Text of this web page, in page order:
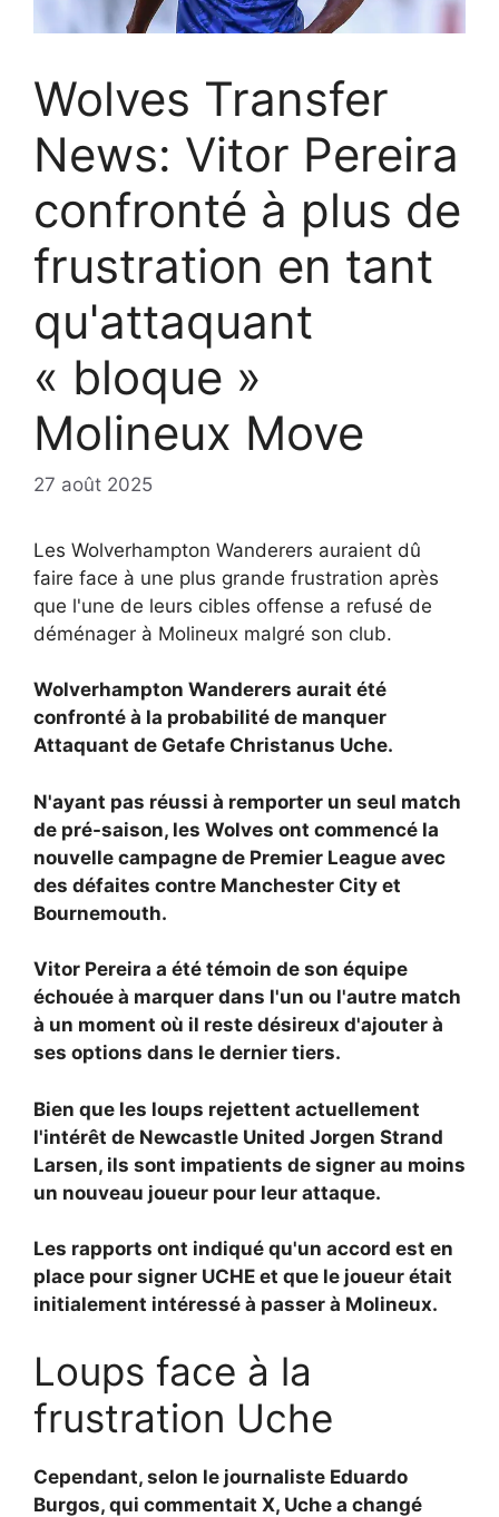
Wolves Transfer
News: Vitor Pereira
confronté à plus de
frustration en tant
qu'attaquant
« bloque »
Molineux Move
27 août 2025
Les Wolverhampton Wanderers auraient dû
faire face à une plus grande frustration après
que l'une de leurs cibles offense a refusé de
déménager à Molineux malgré son club.
Wolverhampton Wanderers aurait été
confronté à la probabilité de manquer
Attaquant de Getafe Christanus Uche.
N'ayant pas réussi à remporter un seul match
de pré-saison, les Wolves ont commencé la
nouvelle campagne de Premier League avec
des défaites contre Manchester City et
Bournemouth.
Vitor Pereira a été témoin de son équipe
échouée à marquer dans l'un ou l'autre match
à un moment où il reste désireux d'ajouter à
ses options dans le dernier tiers.
Bien que les loups rejettent actuellement
l'intérêt de Newcastle United Jorgen Strand
Larsen, ils sont impatients de signer au moins
un nouveau joueur pour leur attaque.
Les rapports ont indiqué qu'un accord est en
place pour signer UCHE et que le joueur était
initialement intéressé à passer à Molineux.
Loups face à la
frustration Uche
Cependant, selon le journaliste Eduardo
Burgos, qui commentait X, Uche a changé